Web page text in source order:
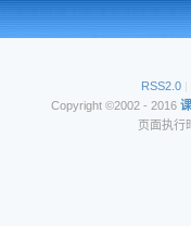
RSS2.0 |
Copyright ©2002 - 2016
页面执行